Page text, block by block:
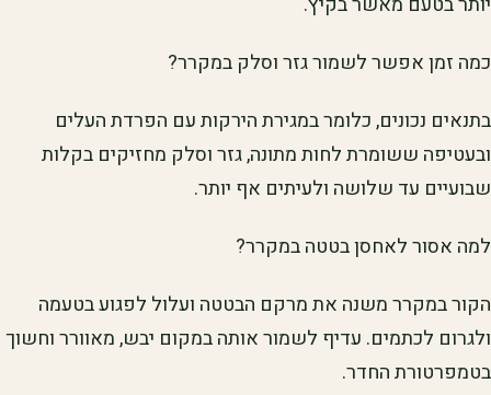
כמה זמן אפשר לשמור גזר וסלק במקרר?
בתנאים נכונים, כלומר במגירת הירקות עם הפרדת העלים
ובעטיפה ששומרת לחות מתונה, גזר וסלק מחזיקים בקלות
שבועיים עד שלושה ולעיתים אף יותר.
למה אסור לאחסן בטטה במקרר?
הקור במקרר משנה את מרקם הבטטה ועלול לפגוע בטעמה
ולגרום לכתמים. עדיף לשמור אותה במקום יבש, מאוורר וחשוך
בטמפרטורת החדר.